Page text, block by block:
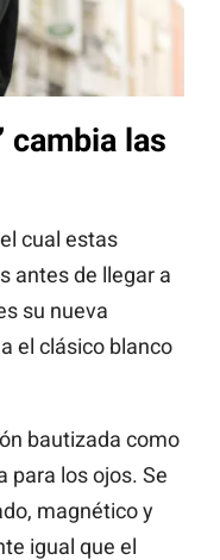
cambia las
cual estas
antes de llegar a
su nueva
el clásico blanco
bautizada como
para los ojos. Se
magnético y
igual que el